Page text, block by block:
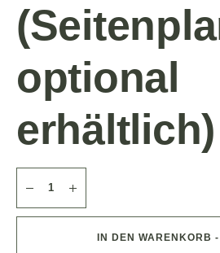
optional
erhältlich)
IN DEN WARENKORB